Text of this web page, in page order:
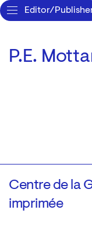
Editor/
P.E.
Centre de la
imprimée